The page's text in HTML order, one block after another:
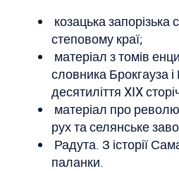
козацька запорізька
степовому краї;
матеріал з томів
словника Брокгауза
десятиліття XIX
матеріал про
рух та селянське
Радута. З історії
паланки.